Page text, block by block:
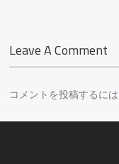
Leave A Comment
コメントを投稿するには